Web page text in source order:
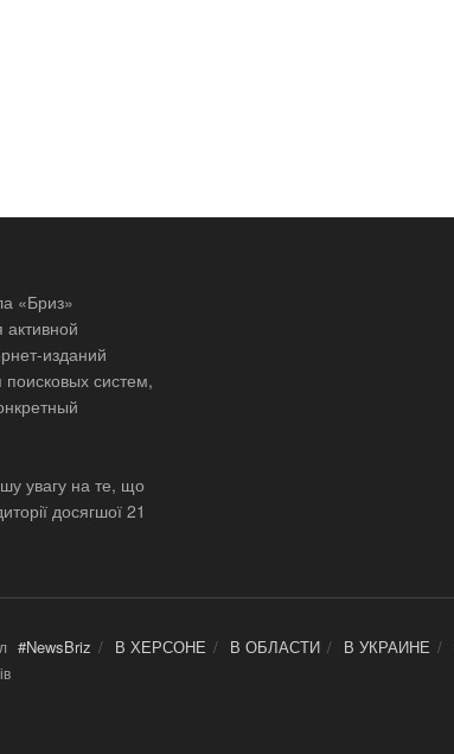
«Бриз»
изданий
систем,
увагу на те, що
досягшої 21
#NewsBriz В ХЕРСОНЕ В ОБЛАСТИ В УКРАИНЕ